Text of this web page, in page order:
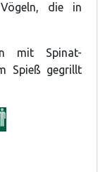
die in
mit Spinat-
Spieß gegrillt